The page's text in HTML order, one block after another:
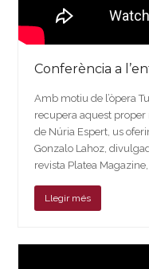
Conferència a
Amb motiu de l’òpera
recupera aquest
de Núria Espert, us
Gonzalo Lahoz,
revista Platea
Llegir més